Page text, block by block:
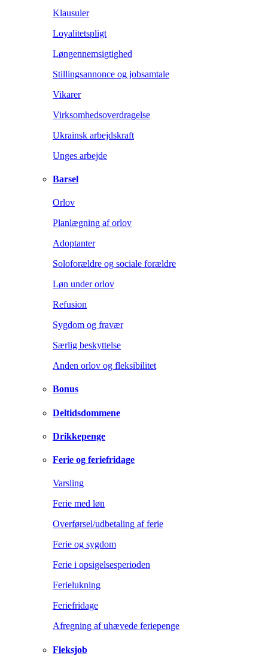
Klausuler
Loyalitetspligt
Løngennemsigtighed
Stillingsannonce og jobsamtale
Vikarer
Virksomhedsoverdragelse
Ukrainsk arbejdskraft
Unges arbejde
Barsel
Orlov
Planlægning af orlov
Adoptanter
Soloforældre og sociale forældre
Løn under orlov
Refusion
Sygdom og fravær
Særlig beskyttelse
Anden orlov og fleksibilitet
Bonus
Deltidsdommene
Drikkepenge
Ferie og feriefridage
Varsling
Ferie med løn
Overførsel/udbetaling af ferie
Ferie og sygdom
Ferie i opsigelsesperioden
Ferielukning
Feriefridage
Afregning af uhævede feriepenge
Fleksjob